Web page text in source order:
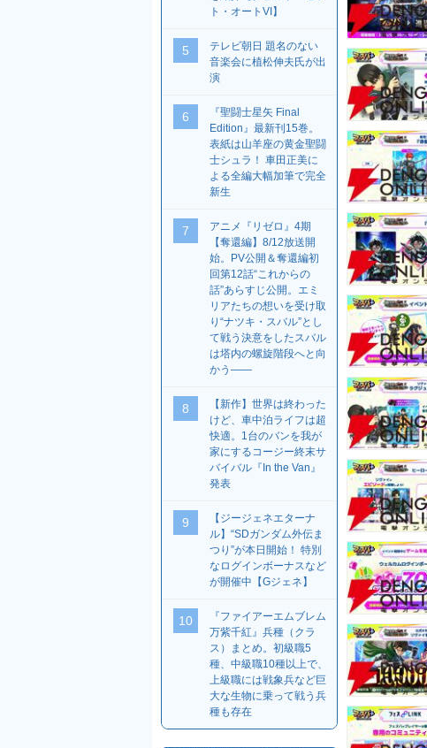
ト・オートVI】
5
テレビ朝日 題名のない
音楽会に植松伸夫氏が出
演
6
『聖闘士星矢 Final
Edition』最新刊15巻。
表紙は山羊座の黄金聖闘
士シュラ！ 車田正美に
よる全編大幅加筆で完全
新生
7
アニメ『リゼロ』4期
【奪還編】8/12放送開
始。PV公開＆奪還編初
回第12話“これからの
話”あらすじ公開。エミ
リアたちの想いを受け取
り“ナツキ・スバル”とし
て戦う決意をしたスバル
は塔内の螺旋階段へと向
かう――
8
【新作】世界は終わった
けど、車中泊ライフは超
快適。1台のバンを我が
家にするコージー終末サ
バイバル『In the Van』
発表
9
【ジージェネエターナ
ル】“SDガンダム外伝ま
つり”が本日開始！ 特別
なログインボーナスなど
が開催中【Gジェネ】
10
『ファイアーエムブレム
万紫千紅』兵種（クラ
ス）まとめ。初級職5
種、中級職10種以上で、
上級職には戦象兵など巨
大な生物に乗って戦う兵
種も存在